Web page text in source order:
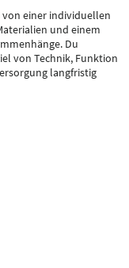
von einer individuellen
und einem
Du
von Technik, Funktion
langfristig